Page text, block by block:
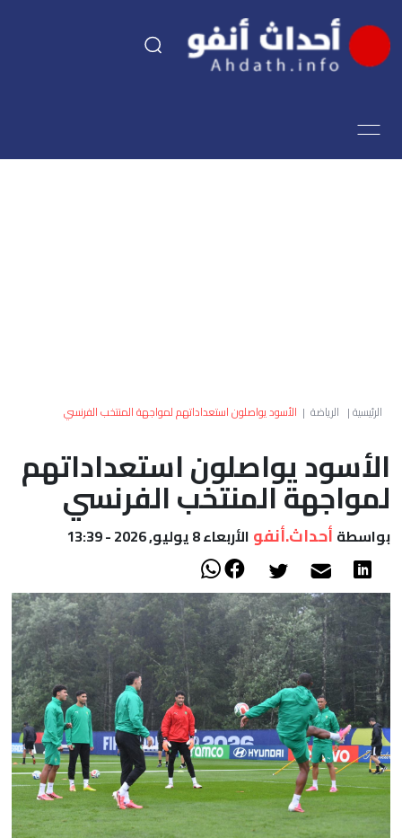
اقتصاد
العالم
أعمدة
الصحراء
الرئيسية| الرياضة | الأسود يواصلون استعداداتهم لمواجهة المنتخب الفرنسي
الأسود يواصلون استعداداتهم
لمواجهة المنتخب الفرنسي
بواسطة أحداث.أنفو الأربعاء 8 يوليو, 2026 - 13:39